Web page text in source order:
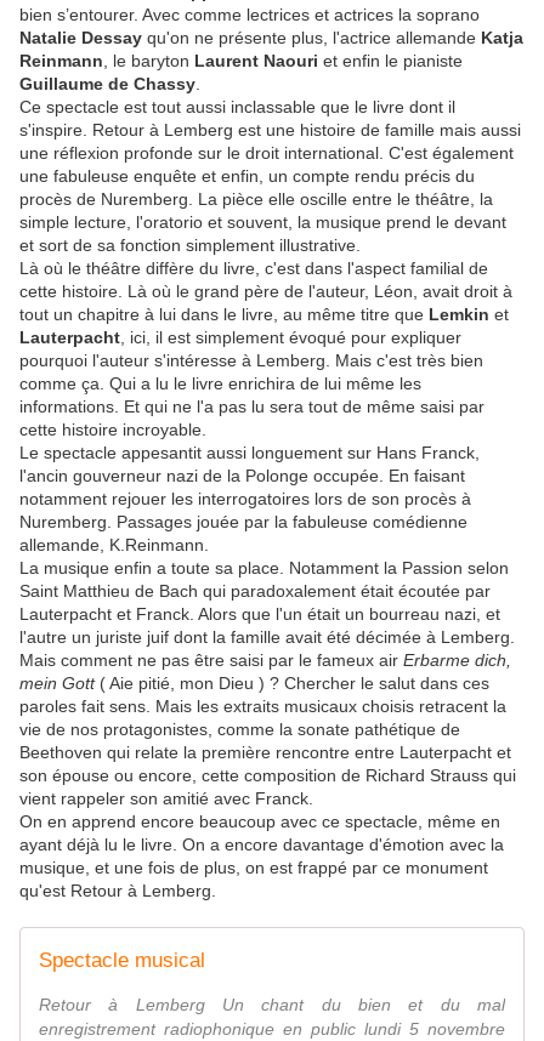
bien s’entourer. Avec comme lectrices et actrices la soprano
Natalie Dessay qu'on ne présente plus, l'actrice allemande Katja
Reinmann , le baryton Laurent Naouri et enfin le pianiste
Guillaume de Chassy
Ce spectacle est tout aussi inclassable que le livre dont il
s'inspire. Retour à Lemberg est une histoire de famille mais aussi
une réflexion profonde sur le droit international. C'est également
une fabuleuse enquête et enfin, un compte rendu précis du
procès de Nuremberg. La pièce elle oscille entre le théâtre, la
simple lecture, l'oratorio et souvent, la musique prend le devant
et sort de sa fonction simplement illustrative.
Là où le théâtre diffère du livre, c'est dans l'aspect familial de
cette histoire. Là où le grand père de l'auteur, Léon, avait droit à
tout un chapitre à lui dans le livre, au même titre que Lemkin et
Lauterpacht , ici, il est simplement évoqué pour expliquer
pourquoi l'auteur s'intéresse à Lemberg. Mais c'est très bien
comme ça. Qui a lu le livre enrichira de lui même les
informations. Et qui ne l'a pas lu sera tout de même saisi par
cette histoire incroyable.
Le spectacle appesantit aussi longuement sur Hans Franck,
l'ancin gouverneur nazi de la Polonge occupée. En faisant
notamment rejouer les interrogatoires lors de son procès à
Nuremberg. Passages jouée par la fabuleuse comédienne
allemande, K.Reinmann.
La musique enfin a toute sa place. Notamment la Passion selon
Saint Matthieu de Bach qui paradoxalement était écoutée par
Lauterpacht et Franck. Alors que l'un était un bourreau nazi, et
l'autre un juriste juif dont la famille avait été décimée à Lemberg.
Mais comment ne pas être saisi par le fameux air Erbarme dich,
mein Gott(Aie pitié, mon Dieu ) ? Chercher le salut dans ces
paroles fait sens. Mais les extraits musicaux choisis retracent la
vie de nos protagonistes, comme la sonate pathétique de
Beethoven qui relate la première rencontre entre Lauterpacht et
son épouse ou encore, cette composition de Richard Strauss qui
vient rappeler son amitié avec Franck.
On en apprend encore beaucoup avec ce spectacle, même en
ayant déjà lu le livre. On a encore davantage d'émotion avec la
musique, et une fois de plus, on est frappé par ce monument
qu'est Retour à Lemberg.
Spectacle musical
Retour à Lemberg Un chant du bien et du mal
enregistrement radiophonique en public lundi 5 novembre